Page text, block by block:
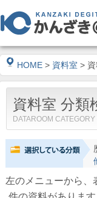
HOME > 資料室 >
資料室 分類
DATAROOM
左のメニューから、